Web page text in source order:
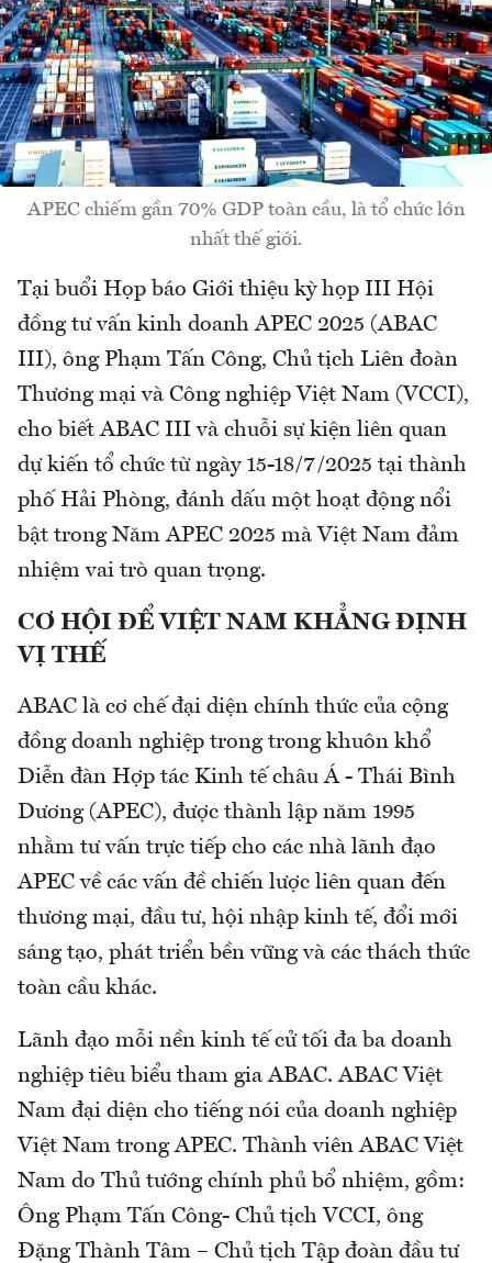
APEC chiếm gần 70% GDP toàn cầu, là tổ chức lớn
nhất thế giới.
Tại buổi Họp báo Giới thiệu kỳ họp III Hội
đồng tư vấn kinh doanh APEC 2025 (ABAC
III), ông Phạm Tấn Công, Chủ tịch Liên đoàn
Thương mại và Công nghiệp Việt Nam (VCCI),
cho biết ABAC III và chuỗi sự kiện liên quan
dự kiến tổ chức từ ngày 15-18/7/2025 tại thành
phố Hải Phòng, đánh dấu một hoạt động nổi
bật trong Năm APEC 2025 mà Việt Nam đảm
nhiệm vai trò quan trọng.
CƠ HỘI ĐỂ VIỆT NAM KHẲNG ĐỊNH
VỊ THẾ
ABAC là cơ chế đại diện chính thức của cộng
đồng doanh nghiệp trong trong khuôn khổ
Diễn đàn Hợp tác Kinh tế châu Á - Thái Bình
Dương (APEC), được thành lập năm 1995
nhằm tư vấn trực tiếp cho các nhà lãnh đạo
APEC về các vấn đề chiến lược liên quan đến
thương mại, đầu tư, hội nhập kinh tế, đổi mới
sáng tạo, phát triển bền vững và các thách thức
toàn cầu khác.
Lãnh đạo mỗi nền kinh tế cử tối đa ba doanh
nghiệp tiêu biểu tham gia ABAC. ABAC Việt
Nam đại diện cho tiếng nói của doanh nghiệp
Việt Nam trong APEC. Thành viên ABAC Việt
Nam do Thủ tướng chính phủ bổ nhiệm, gồm:
Ông Phạm Tấn Công- Chủ tịch VCCI, ông
Đặng Thành Tâm – Chủ tịch Tập đoàn đầu tư